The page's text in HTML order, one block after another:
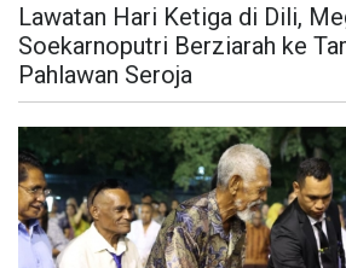
Lawatan Hari Ketiga di Dili,
Soekarnoputri Berziarah ke
Pahlawan Seroja